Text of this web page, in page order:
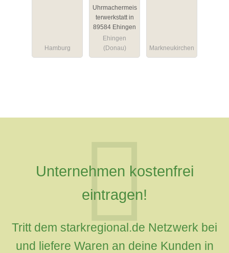
Hamburg
Uhrmachermeis
terwerkstatt in
89584 Ehingen
Ehingen
(Donau)
Markneukirchen
Unternehmen kostenfrei
eintragen!
Tritt dem starkregional.de Netzwerk bei
und liefere Waren an deine Kunden in